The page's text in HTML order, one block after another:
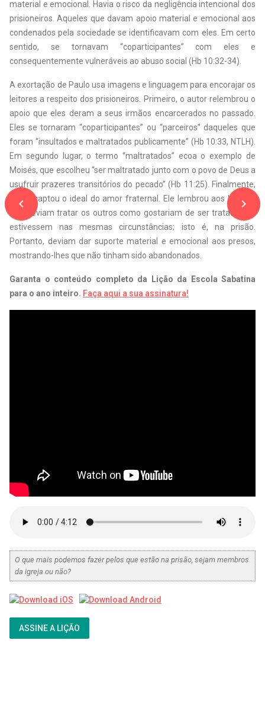
navigate_before
material e emocional. Havia o risco da negligência intencional dos
prisioneiros. Aqueles que davam apoio material e emocional aos
condenados pela sociedade se identificavam com eles. Em certo
sentido, se tornavam “coparticipantes” com eles e
consequentemente vulneráveis ao abuso social (Hb 10:32-34).
A exortação de Paulo usa imagens e linguagem para encorajar os
leitores a respeito dos prisioneiros. Primeiro, o autor relembrou o
apoio que eles deram a seus irmãos encarcerados no passado.
Eles se tornaram “coparticipantes” ou “parceiros” daqueles que
foram “insultados e maltratados publicamente” (Hb 10:33, NTLH).
Em segundo lugar, o termo “maltratados” ecoa o exemplo de
Moisés, que escolheu “ser maltratado junto com o povo de Deus a
usufruir prazeres transitórios do pecado” (Hb 11:25). Finalmente,
Paulo captou o ideal do amor fraternal. Ele lembrou aos leitores
que deviam tratar os outros como gostariam de ser tratados se
estivessem nas mesmas circunstâncias; isto é, na prisão.
Portanto, deviam dar suporte material e emocional aos presos,
mostrando-lhes que não tinham sido abandonados.
Garanta o conteúdo completo da Lição da Escola Sabatina
para o ano inteiro. Faça aqui a sua assinatura!
O que mais podemos fazer pelos que estão na prisão, sejam membros
da igreja ou não?
ASSINE A LIÇÃO
navigate_next